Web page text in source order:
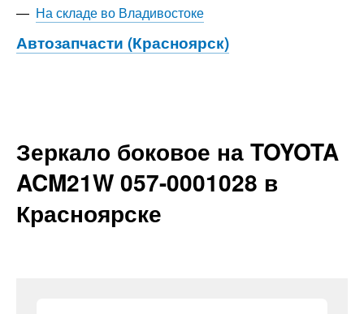
— На складе во Владивостоке
Автозапчасти (Красноярск)
Зеркало боковое на TOYOTA
ACM21W 057-0001028 в
Красноярске